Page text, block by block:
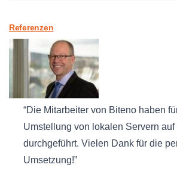
Referenzen
Die Mitarbeiter von Biteno haben
Umstellung von lokalen Servern auf
durchgeführt. Vielen Dank für die
Umsetzung!